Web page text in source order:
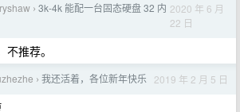
› 3k-4k 能配一台固态硬盘 32 内 2020 年 6 月
22 日
推荐。
› 我还活着，各位新年快乐 2019 年 2 月 5 日